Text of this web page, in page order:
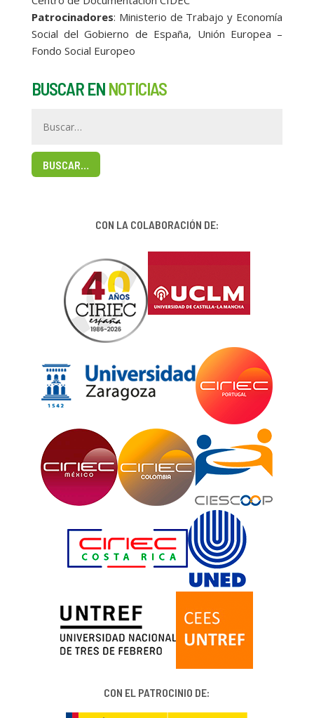
Patrocinadores: Ministerio de Trabajo y Economía
Social del Gobierno de España, Unión Europea –
Fondo Social Europeo
BUSCAR EN NOTICIAS
BUSCAR…
CON LA COLABORACIÓN DE:
CON EL PATROCINIO DE: